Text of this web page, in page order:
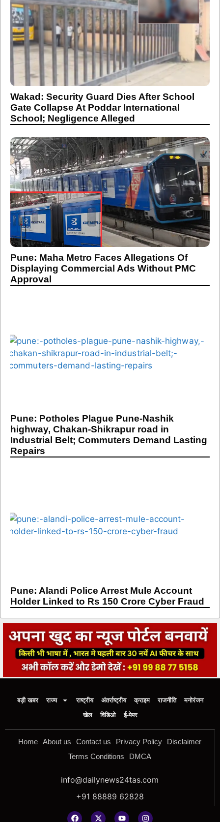
Wakad: Security Guard Dies After School
Gate Collapse At Poddar International
School; Negligence Alleged
Pune: Maha Metro Faces Allegations Of
Displaying Commercial Ads Without PMC
Approval
Pune: Potholes Plague Pune-Nashik
highway, Chakan-Shikrapur road in
Industrial Belt; Commuters Demand Lasting
Repairs
Pune: Alandi Police Arrest Mule Account
Holder Linked to Rs 150 Crore Cyber Fraud
बड़ी खबर राज्य राष्ट्रीय अंतर्राष्ट्रीय क्राइम राजनीति
मनोरंजन
खेल
विडिओ ई-पेपर
Home About us Contact us Privacy Policy
Disclaimer
Terms Conditions
DMCA
info@dailynews24tas.com
+91 88889 62828